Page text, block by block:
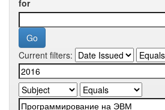
for
Current filters: